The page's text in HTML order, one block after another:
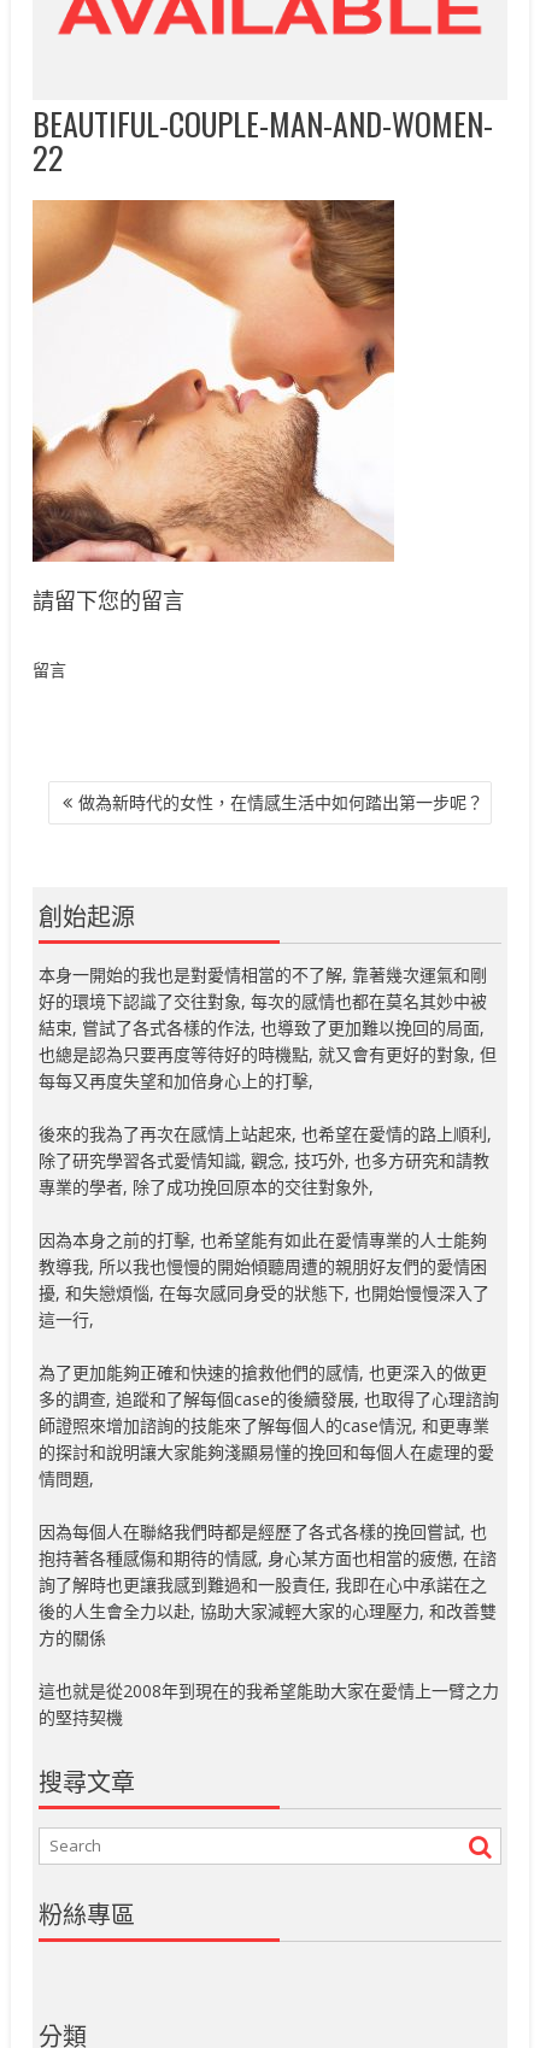
BEAUTIFUL-COUPLE-MAN-AND-WOMEN-
22
請留下您的留言
留言
文
章 做為新時代的女性，在情感生活中如何踏出第一步呢？
創始起源
本身一開始的我也是對愛情相當的不了解, 靠著幾次運氣和剛
好的環境下認識了交往對象, 每次的感情也都在莫名其妙中被
結束, 嘗試了各式各樣的作法, 也導致了更加難以挽回的局面,
也總是認為只要再度等待好的時機點, 就又會有更好的對象, 但
每每又再度失望和加倍身心上的打擊,
後來的我為了再次在感情上站起來, 也希望在愛情的路上順利,
除了研究學習各式愛情知識, 觀念, 技巧外, 也多方研究和請教
專業的學者, 除了成功挽回原本的交往對象外,
因為本身之前的打擊, 也希望能有如此在愛情專業的人士能夠
教導我, 所以我也慢慢的開始傾聽周遭的親朋好友們的愛情困
擾, 和失戀煩惱, 在每次感同身受的狀態下, 也開始慢慢深入了
這一行,
為了更加能夠正確和快速的搶救他們的感情, 也更深入的做更
多的調查, 追蹤和了解每個case的後續發展, 也取得了心理諮詢
師證照來增加諮詢的技能來了解每個人的case情況, 和更專業
的探討和說明讓大家能夠淺顯易懂的挽回和每個人在處理的愛
情問題,
因為每個人在聯絡我們時都是經歷了各式各樣的挽回嘗試, 也
抱持著各種感傷和期待的情感, 身心某方面也相當的疲憊, 在諮
詢了解時也更讓我感到難過和一股責任, 我即在心中承諾在之
後的人生會全力以赴, 協助大家減輕大家的心理壓力, 和改善雙
方的關係
這也就是從2008年到現在的我希望能助大家在愛情上一臂之力
的堅持契機
搜尋文章
粉絲專區
分類